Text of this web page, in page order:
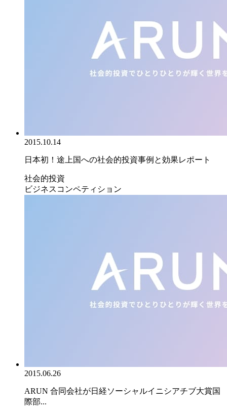
2015.10.14
日本初！途上国への社会的投資事例と効果レポート
社会的投資
ビジネスコンペティション
2015.06.26
ARUN 合同会社が日経ソーシャルイニシアチブ大賞国
際部...